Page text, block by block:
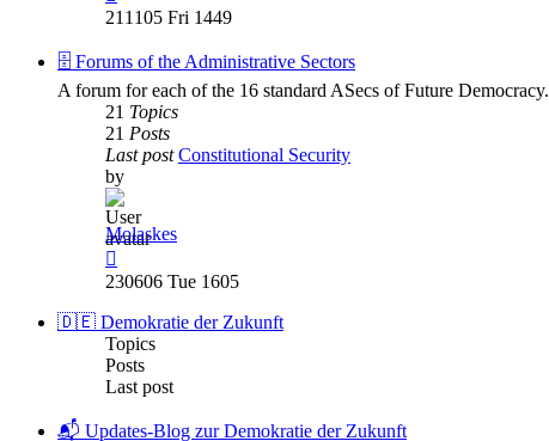
the
post
211105 Fri 1449
🗄️ Forums of the Administrative Sectors
A forum for each of the 16 standard ASecs of Future Democracy.
21 Topics
21 Posts
Last post Constitutional Security
by
Molaskes
the
post
230606 Tue 1605
🇩🇪 Demokratie der Zukunft
Topics
Posts
Last post
📬 Updates-Blog zur Demokratie der Zukunft